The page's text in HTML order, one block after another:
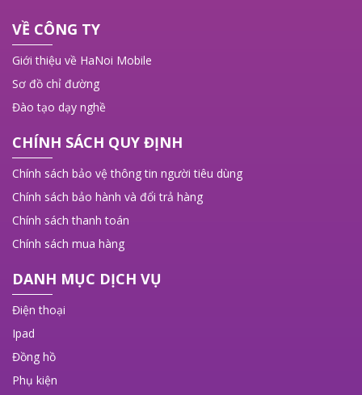
VỀ CÔNG TY
Giới thiệu về HaNoi Mobile
Sơ đồ chỉ đường
Đào tạo dạy nghề
CHÍNH SÁCH QUY ĐỊNH
Chính sách bảo vệ thông tin người tiêu dùng
Chính sách bảo hành và đổi trả hàng
Chính sách thanh toán
Chính sách mua hàng
DANH MỤC DỊCH VỤ
Điện thoại
Ipad
Đồng hồ
Phụ kiện